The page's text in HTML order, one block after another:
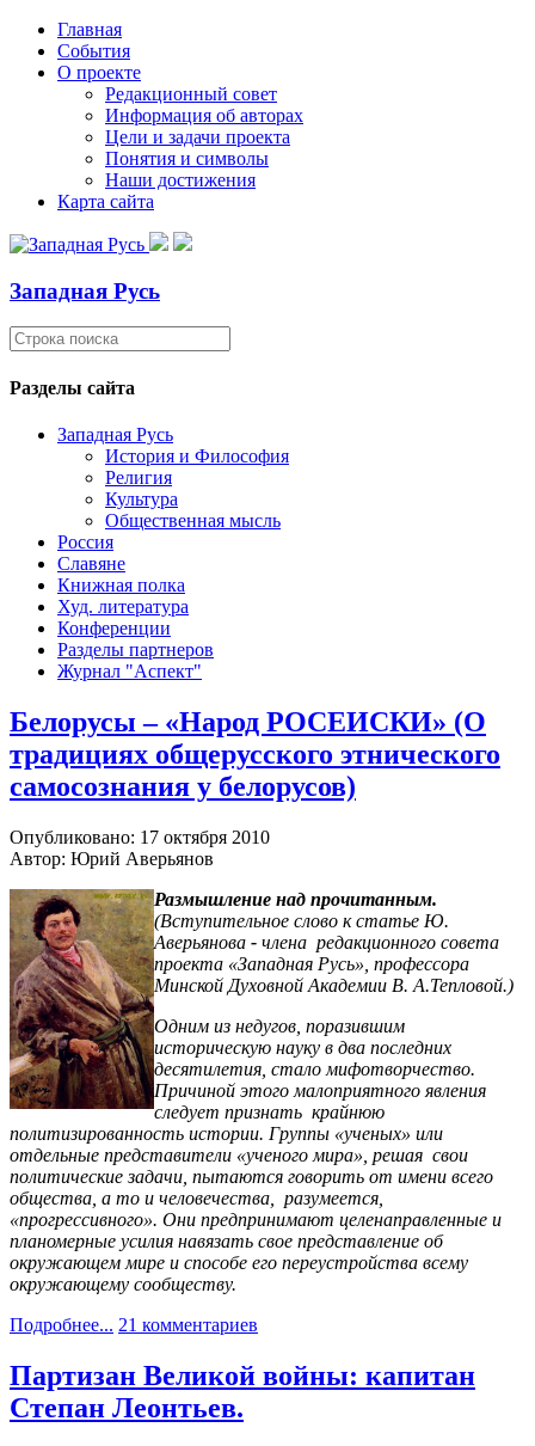
Главная
События
О проекте
Редакционный совет
Информация об авторах
Цели и задачи проекта
Понятия и символы
Наши достижения
Карта сайта
Западная Русь
Разделы сайта
Западная Русь
История и Философия
Религия
Культура
Общественная мысль
Россия
Славяне
Книжная полка
Худ. литература
Конференции
Разделы партнеров
Журнал "Аспект"
Белорусы – «Народ РОСЕИСКИ» (О
традициях общерусского этнического
самосознания у белорусов)
Опубликовано: 17 октября 2010
Автор: Юрий Аверьянов
Размышление над прочитанным.
(Вступительное слово к статье Ю.
Аверьянова - члена редакционного совета
проекта «Западная Русь», профессора
Минской Духовной Академии В. А.Тепловой.)
Одним из недугов, поразившим
историческую науку в два последних
десятилетия, стало мифотворчество.
Причиной этого малоприятного явления
следует признать крайнюю
политизированность истории. Группы «ученых» или
отдельные представители «ученого мира», решая свои
политические задачи, пытаются говорить от имени всего
общества, а то и человечества, разумеется,
«прогрессивного». Они предпринимают целенаправленные и
планомерные усилия навязать свое представление об
окружающем мире и способе его переустройства всему
окружающему сообществу.
Подробнее... 21 комментариев
Партизан Великой войны: капитан
Степан Леонтьев.